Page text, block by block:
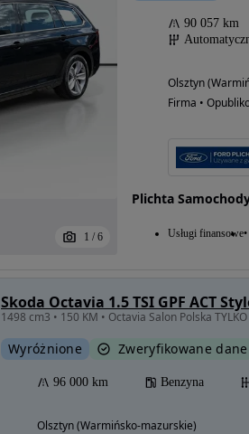
1 / 6
90 057 km
Olsztyn
Firma •
Plichta
Usługi finansowe
Skoda Octavia 1.5 TSI GPF ACT
1498 cm3 • 150 KM • Octavia Salon Polska
Wyróżnione Zweryfikowane dane
96 000 km Benzyna
Olsztyn (Warmińsko-mazurskie)